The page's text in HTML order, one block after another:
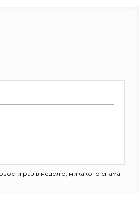
раз в неделю, никакого спама